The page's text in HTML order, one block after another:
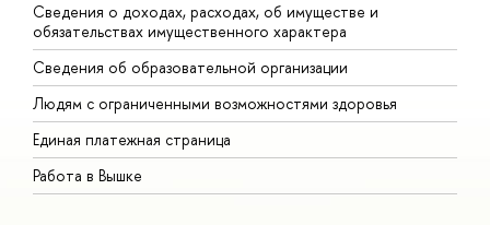
Сведения о доходах, расходах, об имуществе и
обязательствах имущественного характера
Сведения об образовательной организации
Людям с ограниченными возможностями здоровья
Единая платежная страница
Работа в Вышке